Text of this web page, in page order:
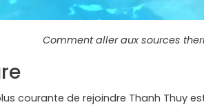
Comment aller aux sources
courante de rejoindre Thanh Thuy